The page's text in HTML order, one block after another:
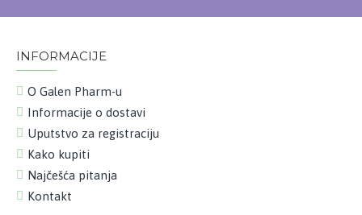
INFORMACIJE
O Galen Pharm-u
Informacije o dostavi
Uputstvo za registraciju
Kako kupiti
Najčešća pitanja
Kontakt